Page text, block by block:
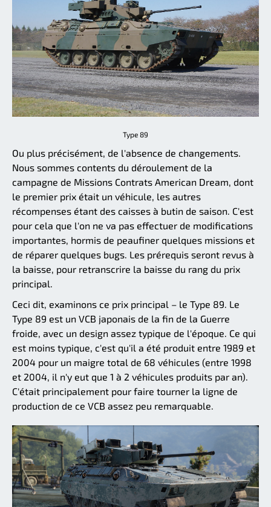
Type 89
Ou plus précisément, de l'absence de changements.
Nous sommes contents du déroulement de la
campagne de Missions Contrats American Dream, dont
le premier prix était un véhicule, les autres
récompenses étant des caisses à butin de saison. C'est
pour cela que l'on ne va pas effectuer de modifications
importantes, hormis de peaufiner quelques missions et
de réparer quelques bugs. Les prérequis seront revus à
la baisse, pour retranscrire la baisse du rang du prix
principal.
Ceci dit, examinons ce prix principal – le Type 89. Le
Type 89 est un VCB japonais de la fin de la Guerre
froide, avec un design assez typique de l'époque. Ce qui
est moins typique, c'est qu'il a été produit entre 1989 et
2004 pour un maigre total de 68 véhicules (entre 1998
et 2004, il n'y eut que 1 à 2 véhicules produits par an).
C'était principalement pour faire tourner la ligne de
production de ce VCB assez peu remarquable.